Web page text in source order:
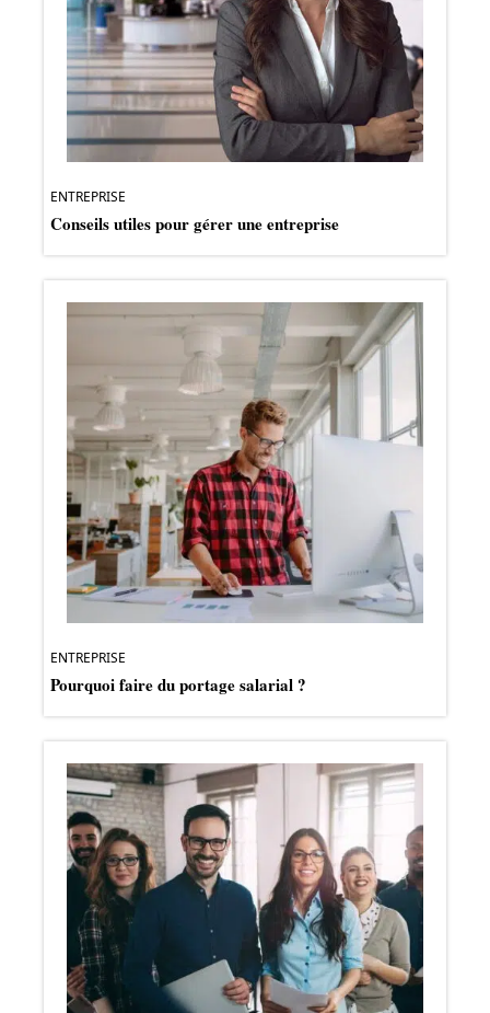
ENTREPRISE
Conseils utiles pour gérer une entreprise
ENTREPRISE
Pourquoi faire du portage salarial ?